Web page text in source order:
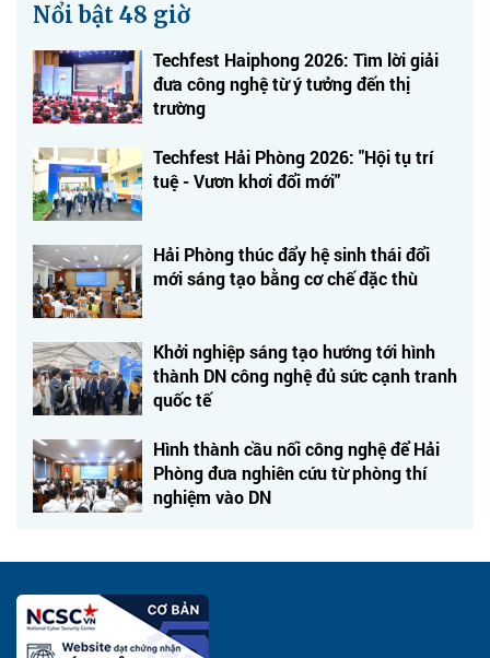
Nổi bật 48 giờ
Techfest Haiphong 2026: Tìm lời giải
đưa công nghệ từ ý tưởng đến thị
trường
Techfest Hải Phòng 2026: "Hội tụ trí
tuệ - Vươn khơi đổi mới"
Hải Phòng thúc đẩy hệ sinh thái đổi
mới sáng tạo bằng cơ chế đặc thù
Khởi nghiệp sáng tạo hướng tới hình
thành DN công nghệ đủ sức cạnh tranh
quốc tế
Hình thành cầu nối công nghệ để Hải
Phòng đưa nghiên cứu từ phòng thí
nghiệm vào DN